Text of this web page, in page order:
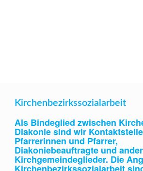
Kirchenbezirkssozialarbeit
Als Bindeglied zwischen
Diakonie sind wir
Pfarrerinnen und Pfarrer,
Diakoniebeauftragte und
Kirchgemeindeglieder. Die